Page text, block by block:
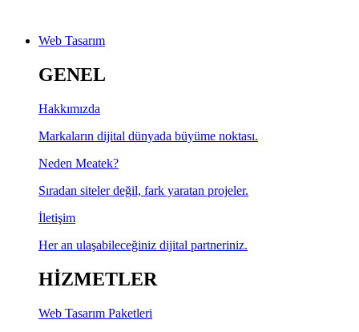
Web Tasarım
GENEL
Hakkımızda
Markaların dijital dünyada büyüme noktası.
Neden Meatek?
Sıradan siteler değil, fark yaratan projeler.
İletişim
Her an ulaşabileceğiniz dijital partneriniz.
HİZMETLER
Web Tasarım Paketleri